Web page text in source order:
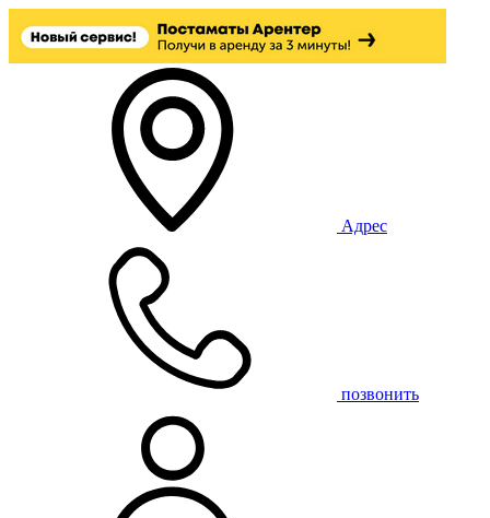
Адрес
позвонить